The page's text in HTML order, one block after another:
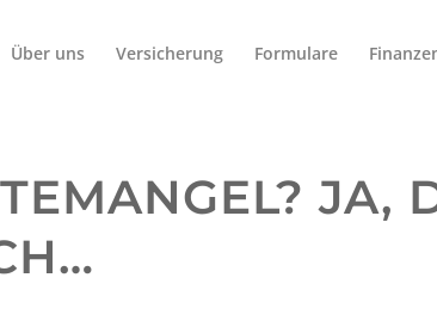
Über uns Versicherung Formulare
JA,